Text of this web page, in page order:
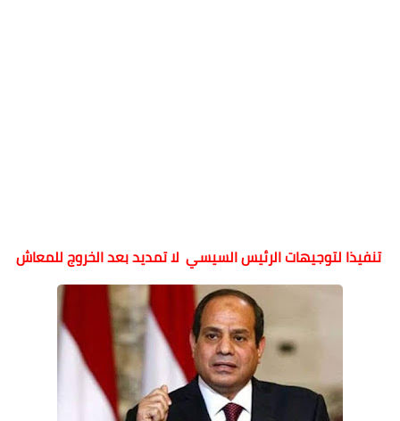
تنفيذا لتوجيهات الرئيس السيسي لا تمديد بعد الخروج للمعاش